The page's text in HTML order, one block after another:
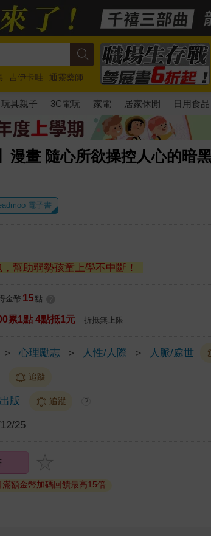
吉伊卡哇
通靈藥師
玩具親子 3C電玩 家電 居家休閒 日用食品
漫畫 隨心所欲操控人心的暗
電子書
幫助弱勢孩童上學不中斷！
金幣 15 點
累1點 4點抵1元 折抵無上限
＞ 心理勵志 ＞ 人性/人際 ＞ 人脈/處世
追蹤
版 追蹤 ?
25
額金幣加碼回饋最高15倍